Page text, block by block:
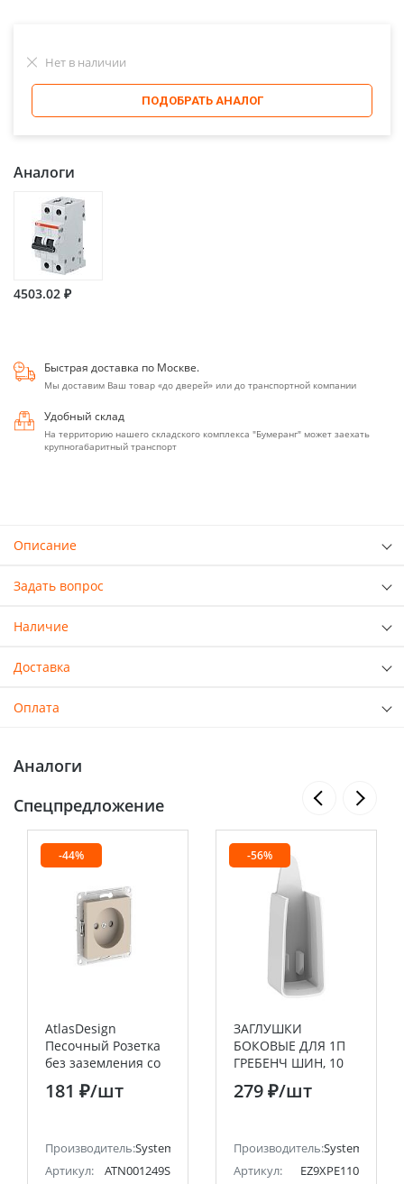
Нет в наличии
ПОДОБРАТЬ АНАЛОГ
Аналоги
4503.02 ₽
Быстрая доставка по Москве.
Мы доставим Ваш товар «до дверей» или до транспортной компании
Удобный склад
На территорию нашего складского комплекса "Бумеранг" может заехать
крупногабаритный транспорт
Описание
Задать вопрос
Наличие
Доставка
Оплата
Аналоги
Спецпредложение
(ранее Schneider Electric)
-44%
AtlasDesign
Песочный Розетка
без заземления со
шторками, 16А,
мех., быстрозажим.
181 ₽/шт
Производитель:Systeme Electric (ранее Schneider Electric)
Артикул:
ATN001249S
-56%
ЗАГЛУШКИ
БОКОВЫЕ ДЛЯ 1П
ГРЕБЕНЧ ШИН, 10
279 ₽/шт
Производитель:Systeme
Артикул:
EZ9XPE110